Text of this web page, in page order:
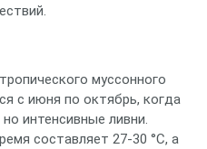
муссонного
с июня по октябрь, когда
интенсивные ливни.
составляет 27‑30 °C, а